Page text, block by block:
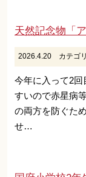
天然記念物「
2026.4.20 カテゴ
今年に入って2
すいので赤星病
の両方を防ぐた
せ…